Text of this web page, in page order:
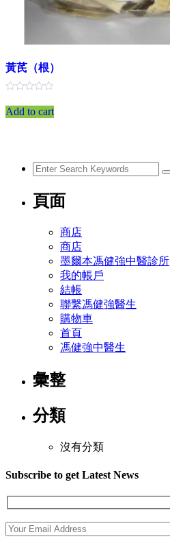
黃芪（根）
分
0
Add to cart
頁面
商店
商店
墨爾本馮健強中醫診所
我的帳戶
結帳
聯繫馮健強醫生
購物車
首頁
馮健強中醫生
彙整
分類
沒有分類
Subscribe to get Latest News